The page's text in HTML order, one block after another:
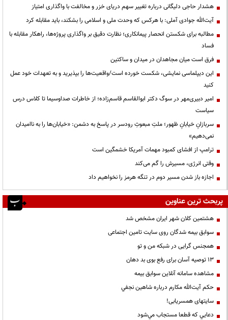
هشدار حاجی دلیگانی درباره تغییر سهم دریای خزر و مخالفت با واگذاری امتیاز
آیت‌الله جوادی آملی: با هرکس که وحدت ملی و اسلامی را بشکند، باید مقابله کرد
مطالبه برای شکستن انحصار پیمانکاری؛ نظارت دقیق بر واگذاری پروژه‌ها، راهکار مقابله با
فساد
فرق است میان مجاهدان در میدان و ساکتین
این دیپلماسی نمایشی، شکست خورده است/واقعیت‌ها را بپذیرید و به تعهدات خود عمل
کنید
امیر دبیری‌مهر در سوگ دکتر ابوالقاسم قاسم‌زاده؛ از خاطرات صداوسیما تا کلاس درس
سیاست
سربازانِ خیابانِ ظهور؛ ملتِ مبعوثِ رودسر در پاسخ به دشمن: «خیابان‌ها را به ناامیدان
نمی‌دهیم»
ترامپ از افشای کمبود مهمات آمریکا خشمگین است
وقتی انرژی، مسیرش را گم می‌کند
اجازه باز شدن مسیر دوم در تنگه هرمز را نخواهیم داد
پربحث ترین عناوین
هشتمین کلان شهر ایران مشخص شد
سوابق بیمه شدگان روی سایت تامین اجتماعی
همجنس گرایی در شبکه من و تو
13 توصیه آسان برای رفع بوی بد دهان
مشاهده سامانه آنلاين سوابق بیمه
حكم آيت‌الله مكارم درباره شاهين نجفي
سایتهای همسریابی!
دعايي كه قطعا مستجاب مي‌شود